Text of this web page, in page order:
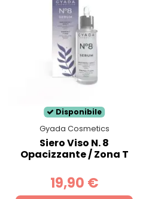
Disponibile
Gyada Cosmetics
Siero Viso N. 8
Opacizzante / Zona T
19,90 €